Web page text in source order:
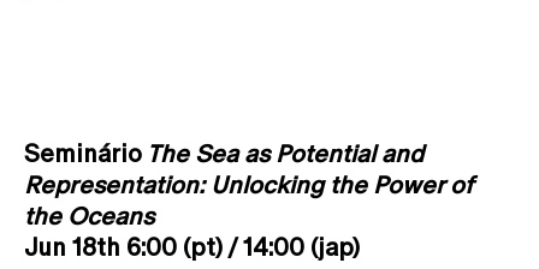
Seminário The Sea as Potential and
Representation: Unlocking the Power of
the Oceans
Jun 18th 6:00 (pt) / 14:00 (jap)